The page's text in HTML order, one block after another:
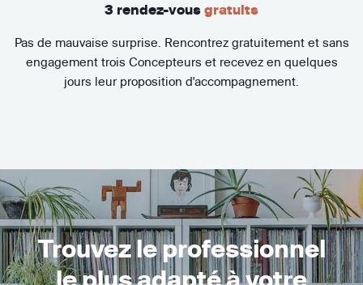
3 rendez-vous gratuits
Pas de mauvaise surprise. Rencontrez gratuitement et sans
engagement trois Concepteurs et recevez en quelques
jours leur proposition d'accompagnement.
Trouvez le professionnel